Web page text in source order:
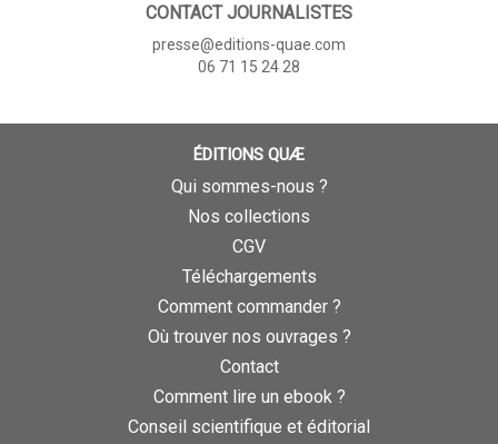
CONTACT JOURNALISTES
presse@editions-quae.com
06 71 15 24 28
ÉDITIONS QUÆ
Qui sommes-nous ?
Nos collections
CGV
Téléchargements
Comment commander ?
Où trouver nos ouvrages ?
Contact
Comment lire un ebook ?
Conseil scientifique et éditorial